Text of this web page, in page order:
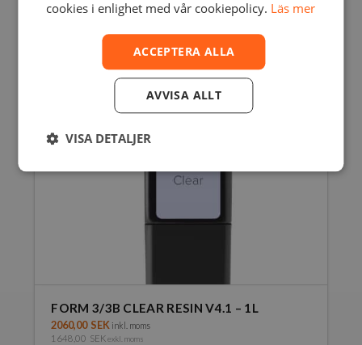
FORM 3/3B CLEAR RESIN V4.1 – 1L
2060,00 SEK inkl. moms
1648,00 SEK exkl. moms
cookies i enlighet med vår cookiepolicy. Läs mer
ACCEPTERA ALLA
AVVISA ALLT
VISA DETALJER